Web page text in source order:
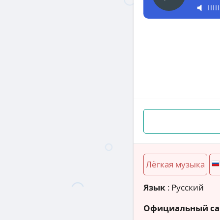
Лёгкая музыка
Язык : Русский
Официальный